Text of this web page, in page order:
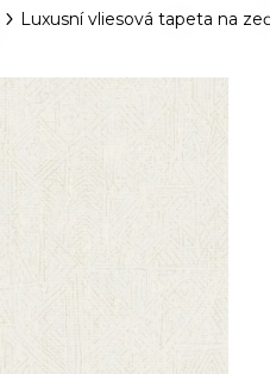
Luxusní vliesová tapeta na